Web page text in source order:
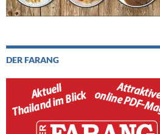
DER FARANG